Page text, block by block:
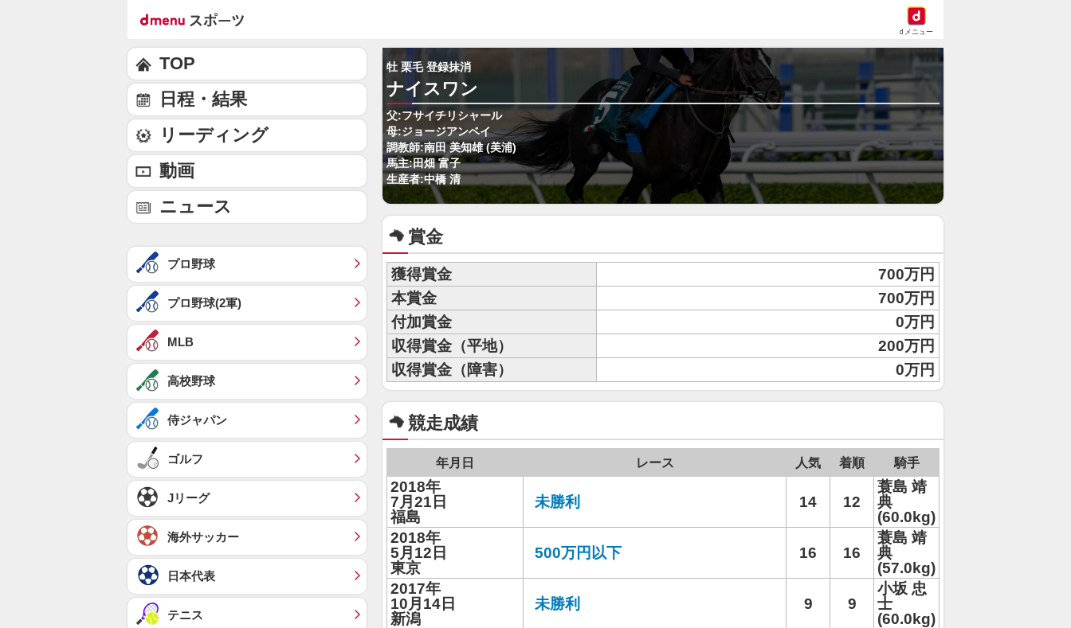
dメニュー
牡 栗毛 登録抹消
ナイスワン
父:フサイチリシャール
母:ジョージアンベイ
調教師:南田 美知雄 (美浦)
馬主:田畑 富子
生産者:中橋 清
賞金
獲得賞金
700万円
本賞金
700万円
付加賞金
0万円
収得賞金（平地）
200万円
収得賞金（障害）
0万円
競走成績
年月日 レース 人気 着順 騎手
2018年
7月21日
福島
未勝利 14 12
蓑島 靖
典
(60.0kg)
2018年
5月12日
東京
500万円以下 16 16
蓑島 靖
典
(57.0kg)
2017年
10月14日
新潟
未勝利 9 9
小坂 忠
士
(60.0kg)
TOP
日程・結果
リーディング
動画
ニュース
プロ野球
プロ野球(2軍)
MLB
高校野球
侍ジャパン
ゴルフ
Jリーグ
海外サッカー
日本代表
テニス